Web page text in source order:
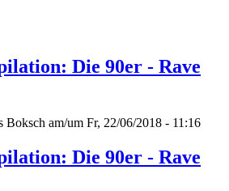
Die 90er - Rave
Boksch am/um Fr, 22/06/2018 - 11:16
Die 90er - Rave